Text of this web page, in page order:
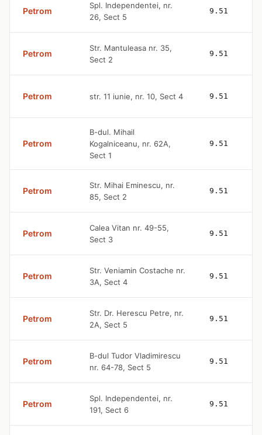
Petrom
Spl. Independentei, nr.
26, Sect 5
9.51
Petrom
Str. Mantuleasa nr. 35,
Sect 2
9.51
Petrom str. 11 iunie, nr. 10, Sect 4 9.51
Petrom
B-dul. Mihail
Kogalniceanu, nr. 62A,
Sect 1
9.51
Petrom
Str. Mihai Eminescu, nr.
85, Sect 2
9.51
Petrom
Calea Vitan nr. 49-55,
Sect 3
9.51
Petrom
Str. Veniamin Costache nr.
3A, Sect 4
9.51
Petrom
Str. Dr. Herescu Petre, nr.
2A, Sect 5
9.51
Petrom
B-dul Tudor Vladimirescu
nr. 64-78, Sect 5
9.51
Petrom
Spl. Independentei, nr.
191, Sect 6
9.51